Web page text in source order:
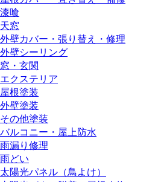
漆喰
天窓
外壁カバー・張り替え・修理
外壁シーリング
窓・玄関
エクステリア
屋根塗装
外壁塗装
その他塗装
バルコニー・屋上防水
雨漏り修理
雨どい
太陽光パネル（鳥よけ）